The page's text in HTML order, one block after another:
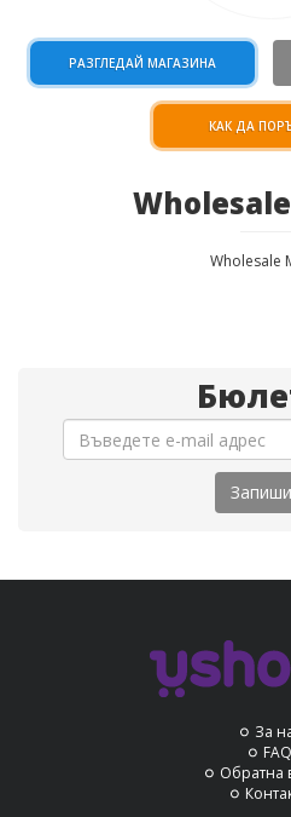
РАЗГЛЕДАЙ МАГАЗИНА
КАК ДА
Wholesale
За
FAQ
Обратна